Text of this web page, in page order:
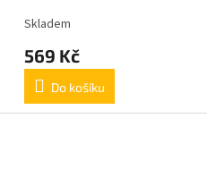
Skladem
569 Kč
Do košíku